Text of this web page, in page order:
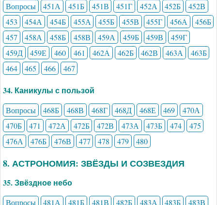
Вопросы 451А 451Б 451В 451Г 452А 452Б
452В
453
454А 454Б 455А 455Б 455В 455Г 456А
456Б
457
458А 458Б 458В 459А 459Б 459В
459Г
459Д
459Е 460 461 462А 462Б 462В 463А
463Б
464
465 466 467
34. Каникулы с пользой
Вопросы 468Б 468В 468Г 468Д 468Е 469
470А
470Б
471 472А 472Б 472В 473А 473Б 474
475
476А
476Б 476В 477 478 479 480
8. АСТРОНОМИЯ: ЗВЁЗДЫ И СОЗВЕЗДИЯ
35. Звёздное небо
Вопросы 481А 481Б 481В 482Б 483А 483Б
483В